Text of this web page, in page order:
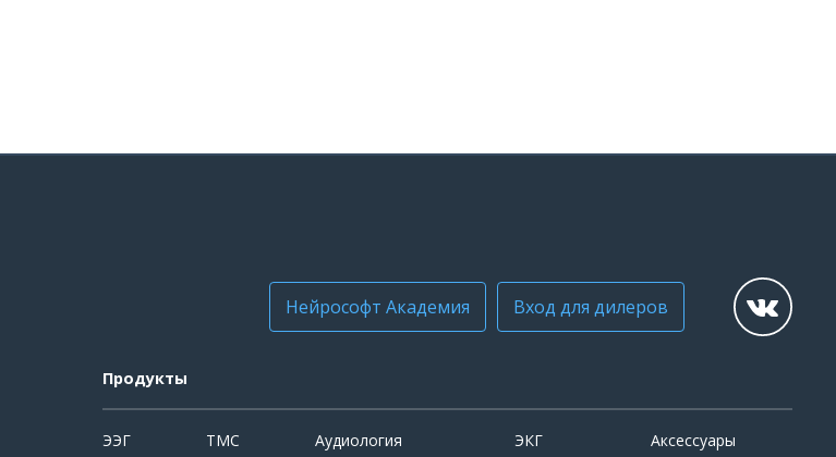
Нейрософт Академия Вход для дилеров
Продукты
ЭЭГ ТМС Аудиология ЭКГ Аксессуары